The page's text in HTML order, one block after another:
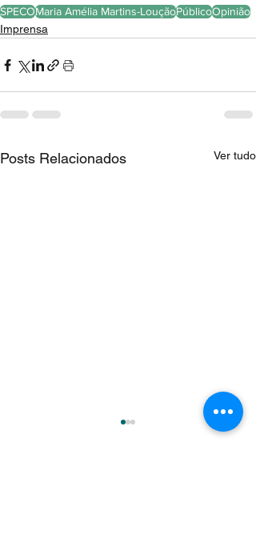
SPECOMaria Amélia Martins-LouçãoPúblicoOpinião
Imprensa
Posts Relacionados Ver tudo